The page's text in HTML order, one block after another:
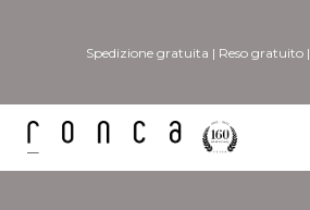
Spedizione gratuita | Reso gratuito|